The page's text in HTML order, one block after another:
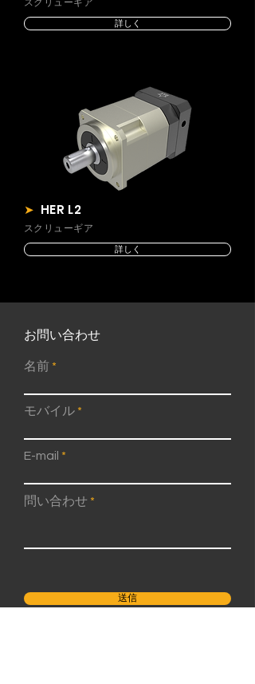
詳しく
➤ HER L2
スクリューギア
詳しく
お問い合わせ
名前
モバイル
E-mail
問い合わせ
送信